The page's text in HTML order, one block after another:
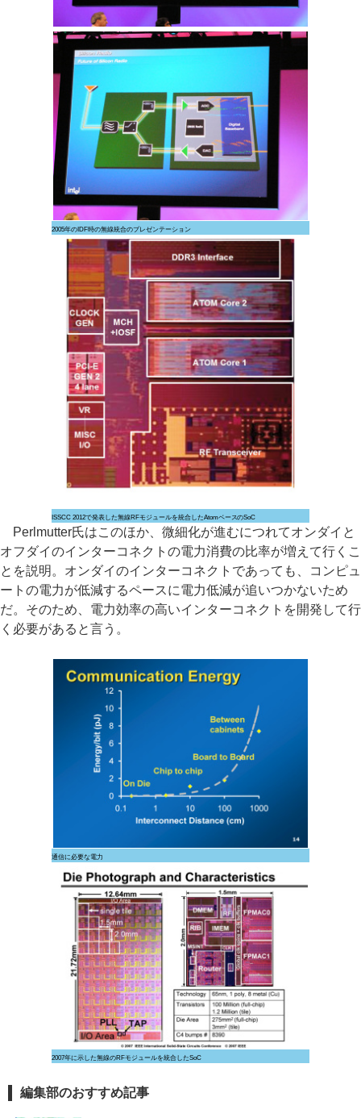
2005年のIDF時の無線統合のプレゼンテーション
ISSCC 2012で発表した無線RFモジュールを統合したAtomベースのSoC
Perlmutter氏はこのほか、微細化が進むにつれてオンダイと
オフダイのインターコネクトの電力消費の比率が増えて行くこ
とを説明。オンダイのインターコネクトであっても、コンピュ
ートの電力が低減するペースに電力低減が追いつかないため
だ。そのため、電力効率の高いインターコネクトを開発して行
く必要があると言う。
通信に必要な電力
2007年に示した無線のRFモジュールを統合したSoC
編集部のおすすめ記事